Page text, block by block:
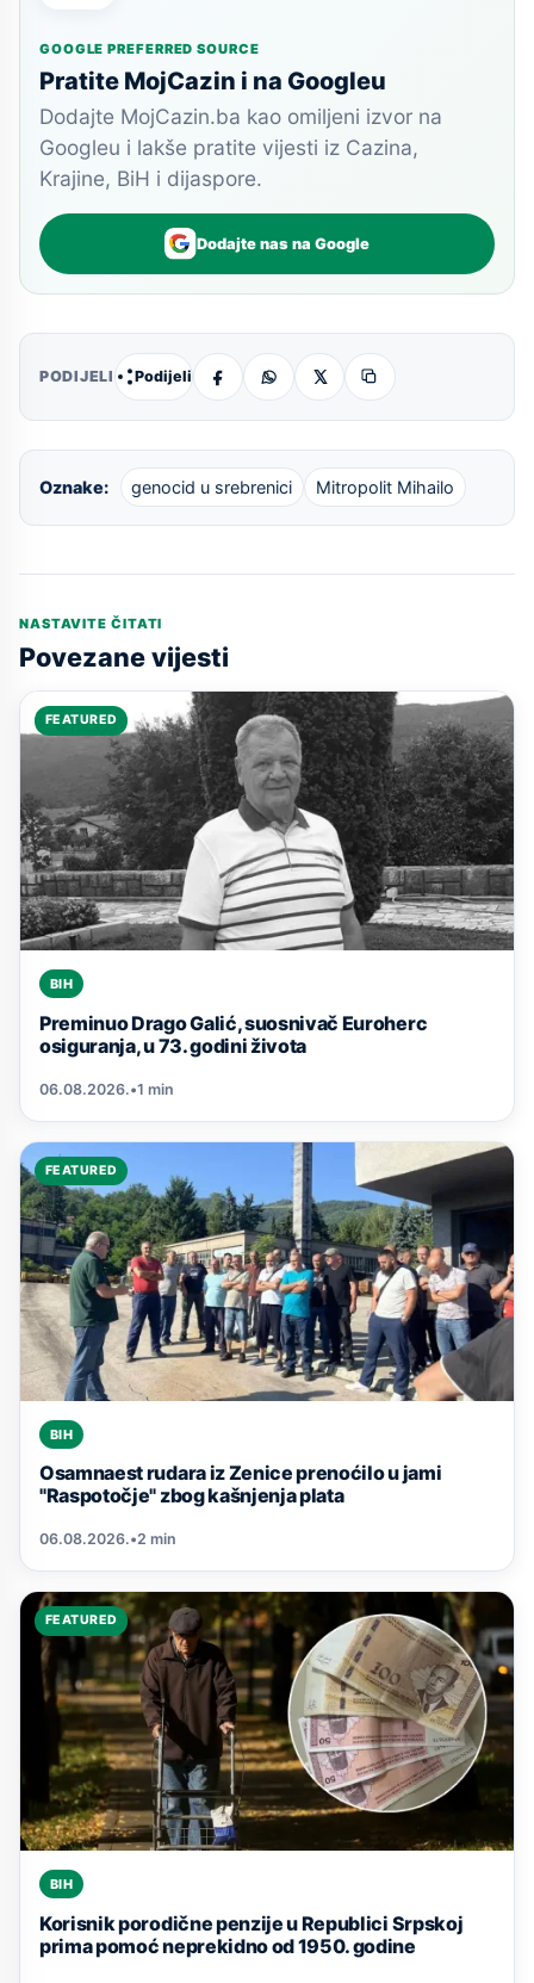
GOOGLE PREFERRED SOURCE
Pratite MojCazin i na Googleu
Dodajte MojCazin.ba kao omiljeni izvor na
Googleu i lakše pratite vijesti iz Cazina,
Krajine, BiH i dijaspore.
Dodajte nas na Google
PODIJELI Podijeli
Oznake: genocid u srebrenici Mitropolit Mihailo
NASTAVITE ČITATI
Povezane vijesti
FEATURED
BIH
Preminuo Drago Galić, suosnivač Euroherc
osiguranja, u 73. godini života
06.08.2026.•1 min
FEATURED
BIH
Osamnaest rudara iz Zenice prenoćilo u jami
"Raspotočje" zbog kašnjenja plata
06.08.2026.•2 min
FEATURED
BIH
Korisnik porodične penzije u Republici Srpskoj
prima pomoć neprekidno od 1950. godine